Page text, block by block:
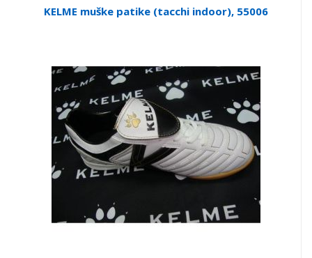
KELME muške patike (tacchi indoor), 55006